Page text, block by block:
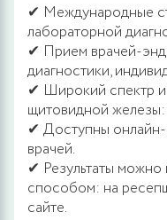
✔ Международные
лабораторной
✔ Прием врачей-
диагностики,
✔ Широкий спектр
щитовидной
✔ Доступны онлайн-
врачей.
✔ Результаты
способом: на
сайте.